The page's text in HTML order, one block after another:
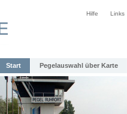
Hilfe Links
Start Pegelauswahl über Karte